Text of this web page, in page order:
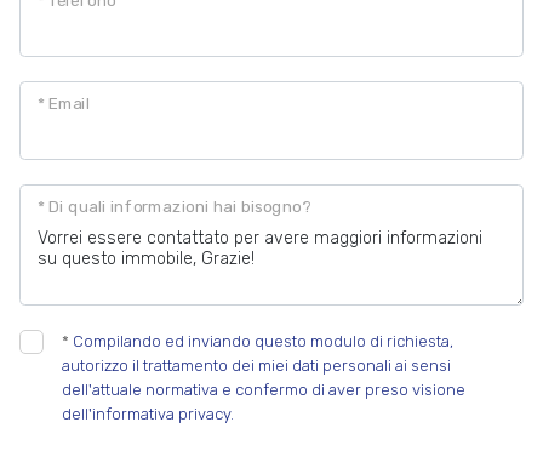
* Email
* Di quali informazioni hai bisogno?
* Compilando ed inviando questo modulo di richiesta,
autorizzo il trattamento dei miei dati personali ai sensi
dell'attuale normativa e confermo di aver preso visione
dell'informativa privacy.